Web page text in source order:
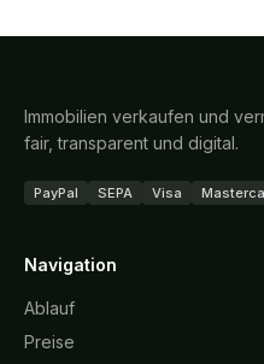
Immobilien verkaufen und
fair, transparent und digital.
PayPal SEPA Visa
Navigation
Ablauf
Preise